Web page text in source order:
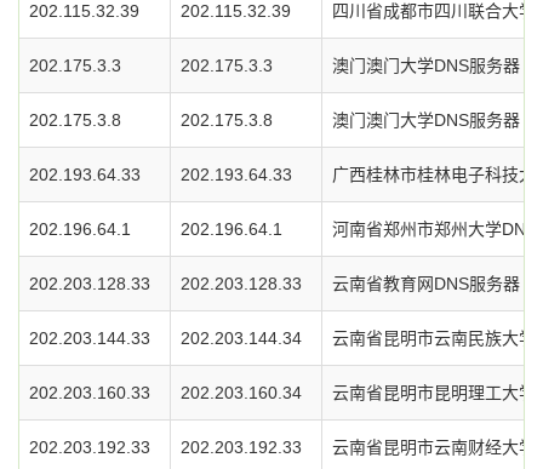
202.115.32.39 202.115.32.39 四川省成都市四川联合大学
202.175.3.3 202.175.3.3 澳门澳门大学DNS服务器
202.175.3.8 202.175.3.8 澳门澳门大学DNS服务器
202.193.64.33 202.193.64.33 广西桂林市桂林电子科技大
202.196.64.1 202.196.64.1 河南省郑州市郑州大学DNS
202.203.128.33 202.203.128.33 云南省教育网DNS服务器
202.203.144.33 202.203.144.34 云南省昆明市云南民族大学
202.203.160.33 202.203.160.34 云南省昆明市昆明理工大学
202.203.192.33 202.203.192.33 云南省昆明市云南财经大学